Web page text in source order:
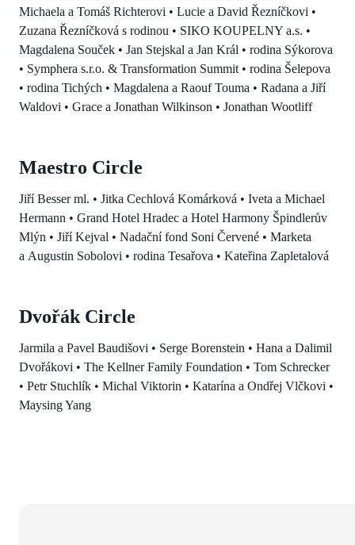
Michaela a Tomáš Richterovi • Lucie a David Řezníčkovi •
Zuzana Řezníčková s rodinou • SIKO KOUPELNY a.s. •
Magdalena Souček • Jan Stejskal a Jan Král • rodina Sýkorova
• Symphera s.r.o. & Transformation Summit • rodina Šelepova
• rodina Tichých • Magdalena a Raouf Touma • Radana a Jiří
Waldovi • Grace a Jonathan Wilkinson • Jonathan Wootliff
Maestro Circle
Jiří Besser ml. • Jitka Cechlová Komárková • Iveta a Michael
Hermann • Grand Hotel Hradec a Hotel Harmony Špindlerův
Mlýn • Jiří Kejval • Nadační fond Soni Červené • Marketa
a Augustin Sobolovi • rodina Tesařova • Kateřina Zapletalová
Dvořák Circle
Jarmila a Pavel Baudišovi • Serge Borenstein • Hana a Dalimil
Dvořákovi • The Kellner Family Foundation • Tom Schrecker
• Petr Stuchlík • Michal Viktorin • Katarína a Ondřej Vlčkovi •
Maysing Yang